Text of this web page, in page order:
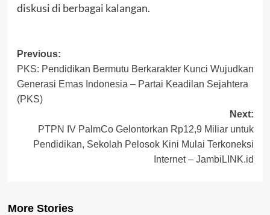
diskusi di berbagai kalangan.
Post
navigation
Previous:
PKS: Pendidikan Bermutu Berkarakter Kunci Wujudkan
Generasi Emas Indonesia – Partai Keadilan Sejahtera
(PKS)
Next:
PTPN IV PalmCo Gelontorkan Rp12,9 Miliar untuk
Pendidikan, Sekolah Pelosok Kini Mulai Terkoneksi
Internet – JambiLINK.id
More Stories